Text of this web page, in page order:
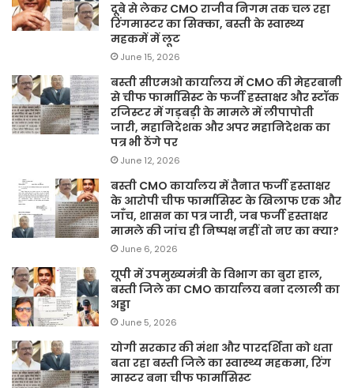
दूबे से लेकर CMO राजीव निगम तक चल रहा
रिंगमास्टर का सिक्का, बस्ती के स्वास्थ्य
महकमें में लूट
June 15, 2026
बस्ती सीएमओ कार्यालय में CMO की मेहरबानी
से चीफ फार्मासिस्ट के फर्जी हस्ताक्षर और स्टॉक
रजिस्टर में गड़बड़ी के मामले में लीपापोती
जारी, महानिदेशक और अपर महानिदेशक का
पत्र भी ठेंगे पर
June 12, 2026
बस्ती CMO कार्यालय में तैनात फर्जी हस्ताक्षर
के आरोपी चीफ फार्मासिस्ट के खिलाफ एक और
जाँच, शासन का पत्र जारी, जब फर्जी हस्ताक्षर
मामले की जांच ही निष्पक्ष नहीं तो नए का क्या?
June 6, 2026
यूपी में उपमुख्यमंत्री के विभाग का बुरा हाल,
बस्ती जिले का CMO कार्यालय बना दलाली का
अड्डा
June 5, 2026
योगी सरकार की मंशा और पारदर्शिता को धता
बता रहा बस्ती जिले का स्वास्थ्य महकमा, रिंग
मास्टर बना चीफ फार्मासिस्ट